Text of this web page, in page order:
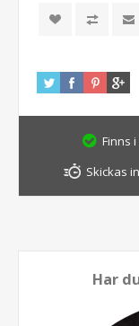
Finns
Skickas
Har